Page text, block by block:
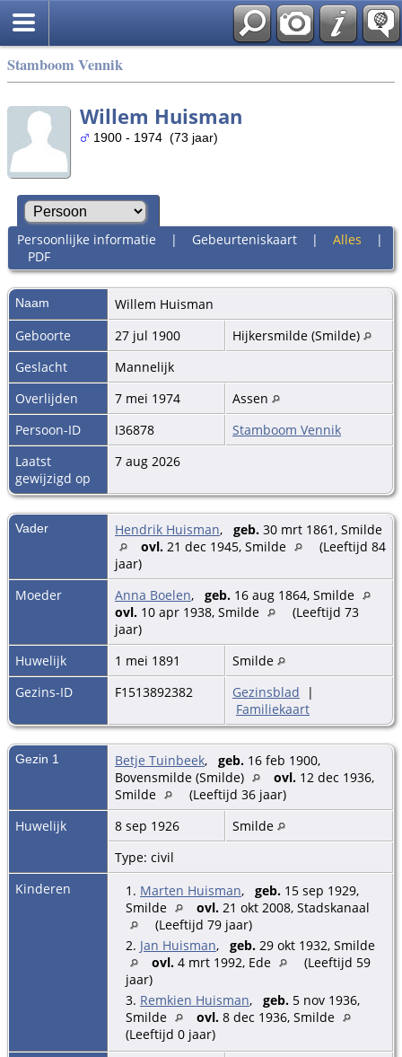
Stamboom Vennik
Willem Huisman
1900 - 1974 (73 jaar)
Persoonlijke informatie | Gebeurteniskaart| Alles |
PDF
Naam Willem Huisman
Geboorte
27 jul 1900
Hijkersmilde (Smilde)
Geslacht
Mannelijk
Overlijden
7 mei 1974
Assen
Persoon-ID
I36878
Stamboom Vennik
Laatst
gewijzigd op
7 aug 2026
Vader Hendrik Huisman, geb. 30 mrt 1861, Smilde
ovl. 21 dec 1945, Smilde
(Leeftijd 84
jaar)
Moeder
Anna Boelen, geb. 16 aug 1864, Smilde
ovl. 10 apr 1938, Smilde
(Leeftijd 73
jaar)
Huwelijk
1 mei 1891
Smilde
Gezins-ID
F1513892382 Gezinsblad |
Familiekaart
Gezin 1 Betje Tuinbeek, geb. 16 feb 1900,
Bovensmilde (Smilde)
ovl. 12 dec 1936,
Smilde
(Leeftijd 36 jaar)
Huwelijk
8 sep 1926
Smilde
Type: civil
Kinderen
1. Marten Huisman, geb. 15 sep 1929,
Smilde
ovl. 21 okt 2008, Stadskanaal
(Leeftijd 79 jaar)
2. Jan Huisman, geb. 29 okt 1932, Smilde
ovl. 4 mrt 1992, Ede
(Leeftijd 59
jaar)
3. Remkien Huisman, geb. 5 nov 1936,
Smilde
ovl. 8 dec 1936, Smilde
(Leeftijd 0 jaar)